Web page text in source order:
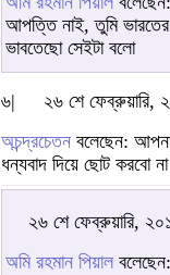
আপত্তি নাই, তুমি ভারতের
ভাবতেছো সেইটা বলো
৬|
২৬ শে ফেব্রুয়ারি,
অচন্দ্রচেতন বলেছেন:
ধন্যবাদ দিয়ে ছোট করবো
২৬ শে ফেব্রুয়ারি,
অমি রহমান পিয়াল